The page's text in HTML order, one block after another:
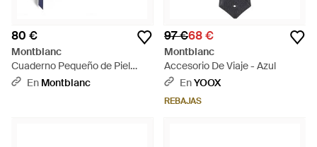
80 €
Montblanc
Cuaderno Pequeño de Piel
Grain - Negro
En Montblanc
97 €68 €
Montblanc
Accesorio De Viaje - Azul
EnYOOX
REBAJAS